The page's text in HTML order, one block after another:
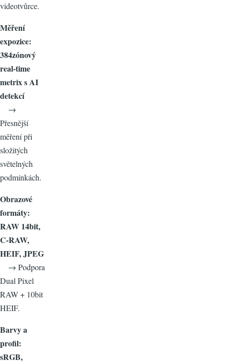
videotvůrce.
Měření
expozice:
384zónový
real-time
metrix s AI
detekcí
→
Přesnější
měření při
složitých
světelných
podmínkách.
Obrazové
formáty:
RAW 14bit,
C-RAW,
HEIF, JPEG
→ Podpora
Dual Pixel
RAW + 10bit
HEIF.
Barvy a
profil:
sRGB,